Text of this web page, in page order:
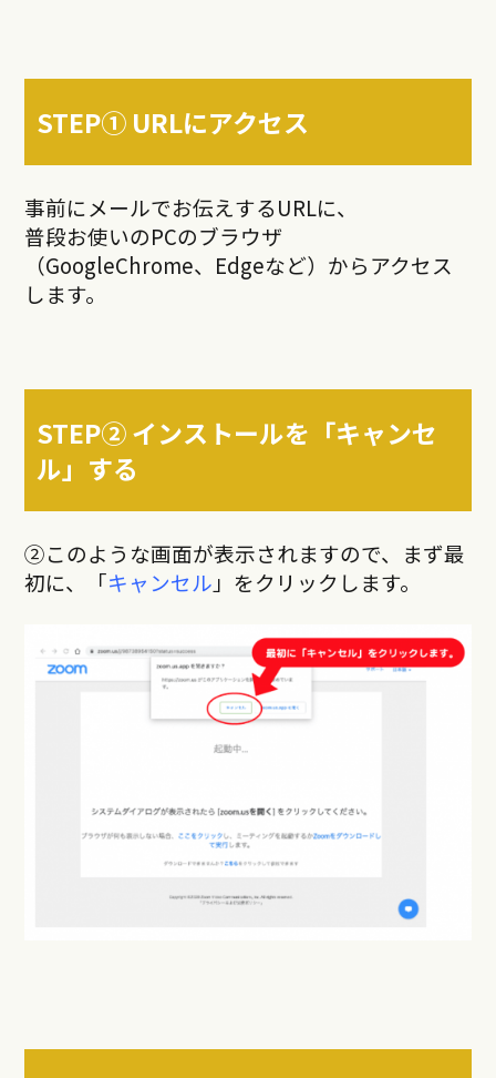
STEP① URLにアクセス
事前にメールでお伝えするURLに、
普段お使いのPCのブラウザ
（GoogleChrome、Edgeなど）からアクセス
します。
STEP② インストールを「キャンセ
ル」する
②このような画面が表示されますので、まず最
初に、「キャンセル 」をクリックします。